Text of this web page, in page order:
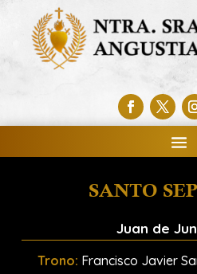
SANTO
Juan de
Trono: Francisco Javier